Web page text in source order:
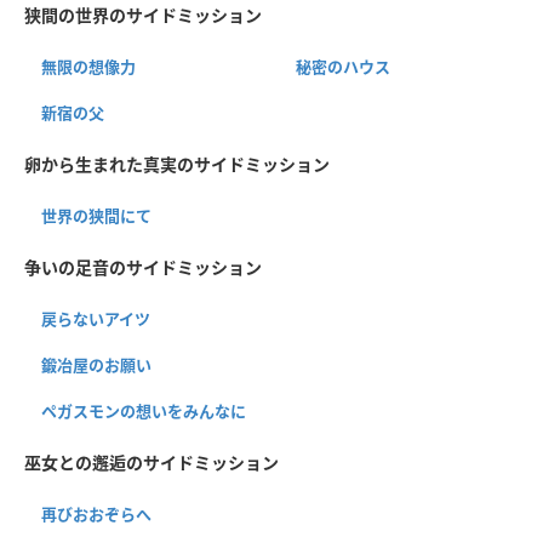
狭間の世界のサイドミッション
無限の想像力 秘密のハウス
新宿の父
卵から生まれた真実のサイドミッション
世界の狭間にて
争いの足音のサイドミッション
戻らないアイツ
鍛冶屋のお願い
ペガスモンの想いをみんなに
巫女との邂逅のサイドミッション
再びおおぞらへ